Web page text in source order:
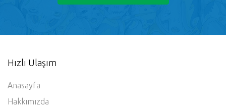
Hızlı Ulaşım
Anasayfa
Hakkımızda